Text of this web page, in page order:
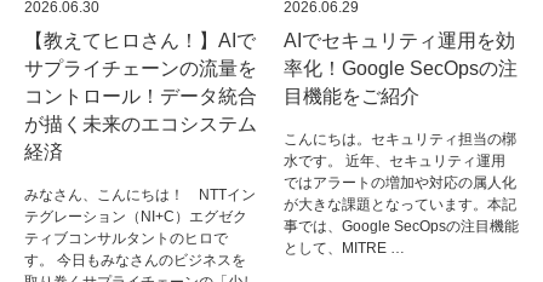
2026.06.30
【教えてヒロさん！】AIで
サプライチェーンの流量を
コントロール！データ統合
が描く未来のエコシステム
経済
みなさん、こんにちは！ NTTイン
テグレーション（NI+C）エグゼク
ティブコンサルタントのヒロで
す。 今日もみなさんのビジネスを
2026.06.29
AIでセキュリティ運用を効
率化！Google SecOpsの注
目機能をご紹介
こんにちは。セキュリティ担当の槨
水です。 近年、セキュリティ運用
ではアラートの増加や対応の属人化
が大きな課題となっています。本記
事では、Google SecOpsの注目機能
として、MITRE …